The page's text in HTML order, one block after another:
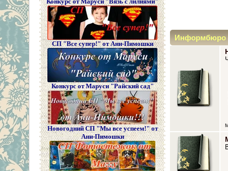
Конкурс от Маруси "Вязь с лилиями"
СП "Все супер!" от Ани-Пимошки
Конкурс от Маруси "Райский сад"
Новогодний СП "Мы все успеем!" от
Ани-Пимошки
Информбюро